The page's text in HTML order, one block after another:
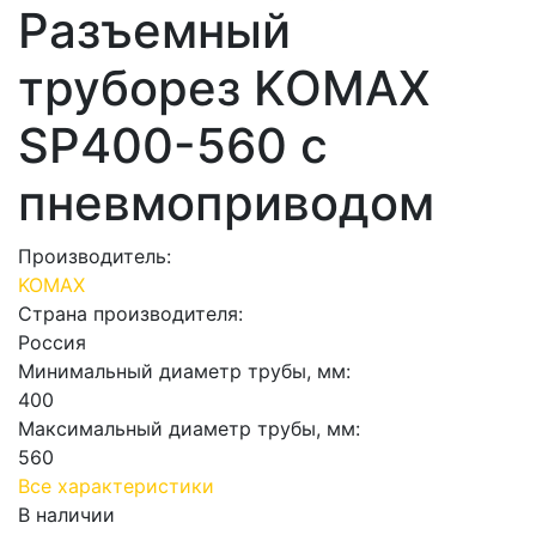
Разъемный
труборез KOMAX
SP400-560 с
пневмоприводом
Производитель:
KOMAX
Страна производителя:
Россия
Минимальный диаметр трубы, мм:
400
Максимальный диаметр трубы, мм:
560
Все характеристики
В наличии